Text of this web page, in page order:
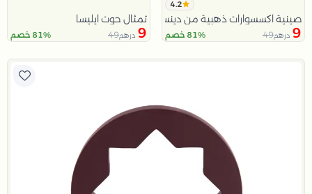
4.2
صينية اكسسوارات ذهبية من دينسا
9 درهم49 81% خصم
تمثال حوت ايليسا
9 درهم49 81% خصم